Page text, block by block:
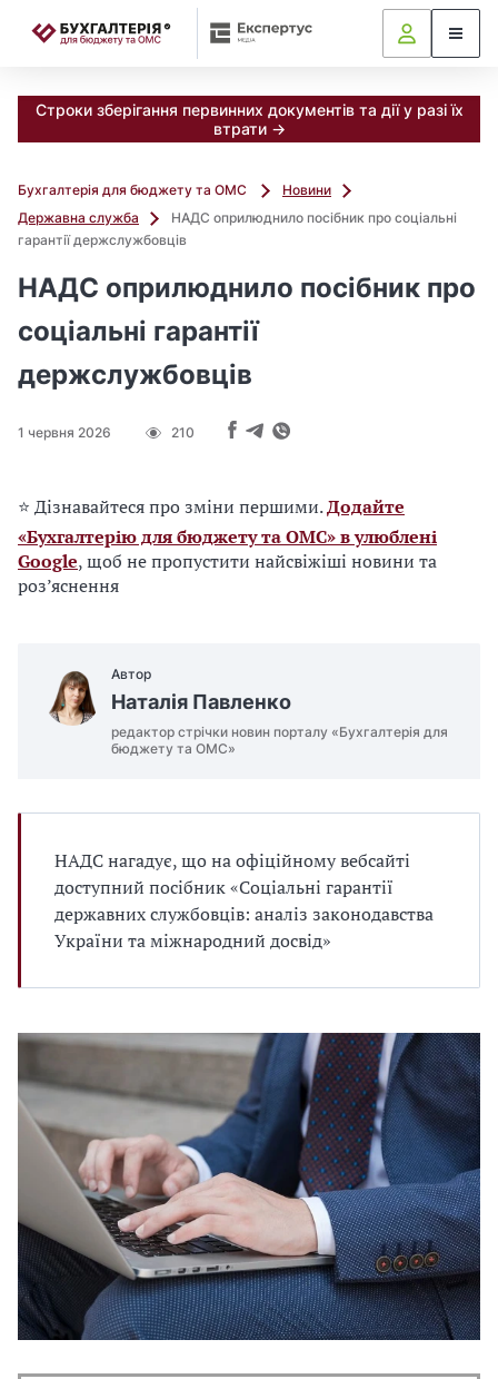
Строки зберігання первинних документів та дії у разі їх
втрати →
Бухгалтерія для бюджету та ОМС
Новини
Державна служба
НАДС оприлюднило посібник про соціальні
гарантії держслужбовців
НАДС оприлюднило посібник про
соціальні гарантії
держслужбовців
1 червня 2026 210
⭐ Дізнавайтеся про зміни першими.Додайте
«Бухгалтерію для бюджету та ОМС» в улюблені
Google, щоб не пропустити найсвіжіші новини та
роз’яснення
Автор
Наталія Павленко
редактор стрічки новин порталу «Бухгалтерія для
бюджету та ОМС»
НАДС нагадує, що на офіційному вебсайті
доступний посібник «Соціальні гарантії
державних службовців: аналіз законодавства
України та міжнародний досвід»